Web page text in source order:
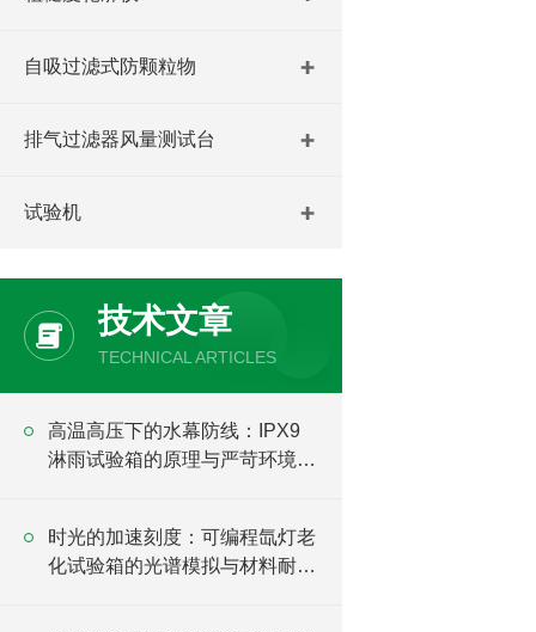
自吸过滤式防颗粒物
排气过滤器风量测试台
试验机
技术文章
TECHNICAL ARTICLES
高温高压下的水幕防线：IPX9
淋雨试验箱的原理与严苛环境验
时光的加速刻度：可编程氙灯老
化试验箱的光谱模拟与材料耐候